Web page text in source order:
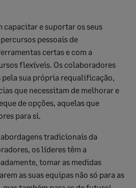
capacitar e suportar os seus
pessoais de
certas e com a
flexíveis. Os colaboradores
pela sua própria requalificação,
que necessitam de melhorar e
de opções, aquelas que
para si.
abordagens tradicionais da
os líderes têm a
tomar as medidas
as suas equipas não só para as